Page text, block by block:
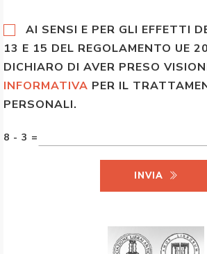
AI SENSI E PER GLI EFFETTI
13 E 15 DEL REGOLAMENTO UE
DICHIARO DI AVER PRESO
INFORMATIVA PER IL
PERSONALI.
8 - 3 =
INVIA